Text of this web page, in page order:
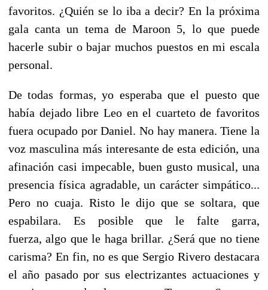
favoritos. ¿Quién se lo iba a decir? En la próxima
gala canta un tema de Maroon 5, lo que puede
hacerle subir o bajar muchos puestos en mi escala
personal.
De todas formas, yo esperaba que el puesto que
había dejado libre Leo en el cuarteto de favoritos
fuera ocupado por Daniel. No hay manera. Tiene la
voz masculina más interesante de esta edición, una
afinación casi impecable, buen gusto musical, una
presencia física agradable, un carácter simpático...
Pero no cuaja. Risto le dijo que se soltara, que
espabilara. Es posible que le falte garra,
fuerza, algo que le haga brillar. ¿Será que no tiene
carisma? En fin, no es que Sergio Rivero destacara
el año pasado por sus electrizantes actuaciones y